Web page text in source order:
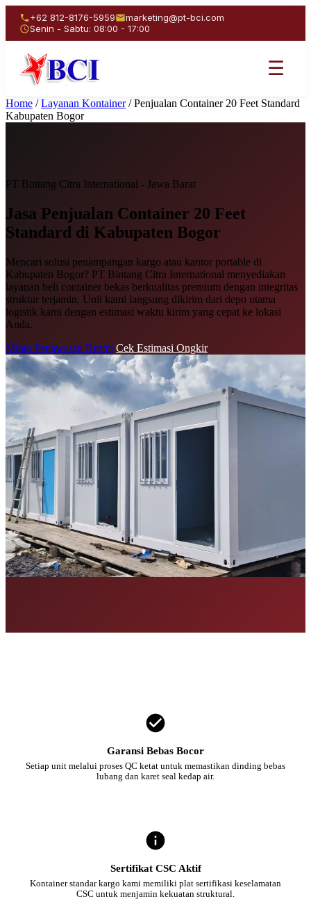
+62 812-8176-5959
marketing@pt-bci.com
Senin - Sabtu: 08:00 - 17:00
☰
Home / Layanan Kontainer / Penjualan Container 20 Feet Standard
Kabupaten Bogor
PT Bintang Citra International - Jawa Barat
Jasa Penjualan Container 20 Feet
Standard di Kabupaten Bogor
Mencari solusi penampangan kargo atau kantor portable di
Kabupaten Bogor? PT Bintang Citra International menyediakan
layanan beli container bekas berkualitas premium dengan integritas
struktur terjamin. Unit kami langsung dikirim dari depo utama
logistik kami dengan estimasi waktu kirim yang cepat ke lokasi
Anda.
Minta Penawaran Resmi Cek Estimasi Ongkir
Garansi Bebas Bocor
Setiap unit melalui proses QC ketat untuk memastikan dinding bebas
lubang dan karet seal kedap air.
Sertifikat CSC Aktif
Kontainer standar kargo kami memiliki plat sertifikasi keselamatan
CSC untuk menjamin kekuatan struktural.